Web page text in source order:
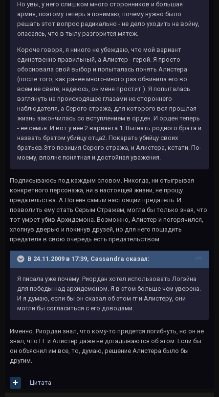
Но увы, у него слишком много сторонников и большая
армия, поэтому теперь я понимаю, почему нужно было
решать этот вопрос радикально - не дело уходить на войну,
опасаясь, что в тылу разгорится мятеж.
Короче говоря, я никого не убеждаю, что мой вариант
единственно правильный, а Алистер - герой. Я просто
обосновала свой выбор и попыталась понять Алистера
(после того, как ранее много-много раз обвинила его во
всем не свете, надеюсь, он меня простит ). Я попыталась
взглянуть на происходящее глазами не стороннего
наблюдателя, а Серого стража, для которого вся прошлая
жизнь закончилась со вступлением в орден. И орден теперь
- ее семья. И вот у нее 2 варианта:1. Выгнать родного брата и
назвать братом убийцу отца2. Покарать убийцу своих
братьев.Это позиция Серого стража, и Алистера, кстати. По-
моему, вполне понятная и достойная уважения.
Подписываюсь под каждым словом. Никогда, ни отыгрывая
конкретного персонажа, ни в настоящей жизни, не прощу
предательства. А Логейн самый настоящий предатель. И
позволить ему стать Серым Стражем, могла бы только зная, что
тот умрет убив Архидемона. Возможно, Алистер и погорячился,
хлопнув дверью и покинув друзей, но для него пощадить
предателя в свою очередь есть предательством.
В 24.11.2009 в 17:39, Cassandra сказал:
Я писала уже почему: Риордан хотел использовать Логэйна
для победы над архидемоном. Я в этом больше чем уверена.
И я думаю, если бы он сказал об этом гг и Алистеру, они
могли бы согласиться с его доводами.
Именно. Риордан знал, что кому-то придется погибнуть, но он не
знал, что ГГ и Алистер даже не догадываются об этом. Если бы
он объяснил им все, то, думаю, решение Алистера было бы
другим.
Цитата